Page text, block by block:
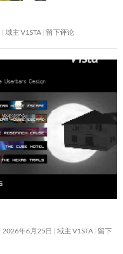
域主 V1STA 留下评论
2026年6月25日 域主 V1STA 留下